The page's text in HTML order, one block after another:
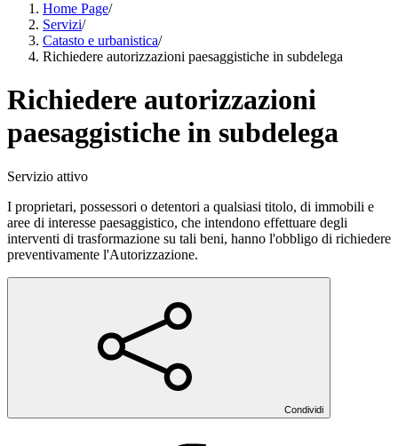
Home Page/
Servizi/
Catasto e urbanistica/
Richiedere autorizzazioni paesaggistiche in subdelega
Richiedere autorizzazioni
paesaggistiche in subdelega
Servizio attivo
I proprietari, possessori o detentori a qualsiasi titolo, di immobili e
aree di interesse paesaggistico, che intendono effettuare degli
interventi di trasformazione su tali beni, hanno l'obbligo di richiedere
preventivamente l'Autorizzazione.
Condividi